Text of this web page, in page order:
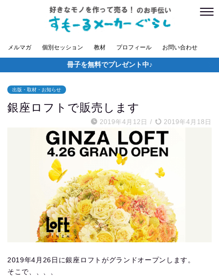
メルマガ 個別セッション 教材 プロフィール お問い合わせ
冊子を無料でプレゼント中♪
出版・取材・お知らせ
銀座ロフトで販売します
2019年4月12日 / 2019年4月18日
2019年4月26日に銀座ロフトがグランドオープンします。
そこで、、、、